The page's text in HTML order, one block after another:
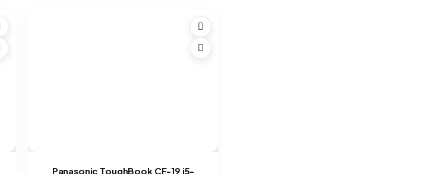
Panasonic ToughBook CF-19 i5-